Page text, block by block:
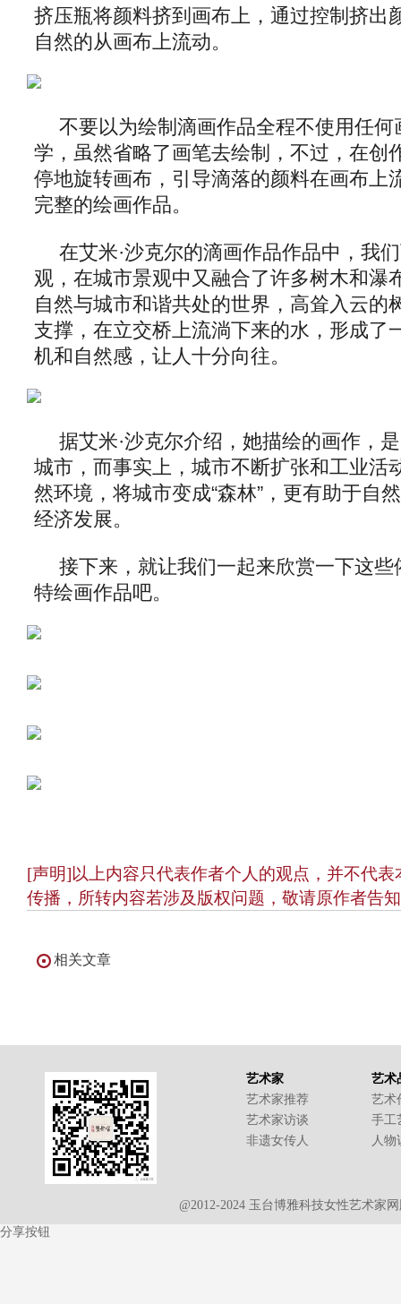
挤压瓶将颜料挤到画布上，通过控制挤出
自然的从画布上流动。
不要以为绘制滴画作品全程不使用任
学，虽然省略了画笔去绘制，不过，在创
停地旋转画布，引导滴落的颜料在画布上
完整的绘画作品。
在艾米·沙克尔的滴画作品作品中，我
观，在城市景观中又融合了许多树木和瀑
自然与城市和谐共处的世界，高耸入云的
支撑，在立交桥上流淌下来的水，形成了
机和自然感，让人十分向往。
据艾米·沙克尔介绍，她描绘的画作，
城市，而事实上，城市不断扩张和工业活
然环境，将城市变成“森林”，更有助于自
经济发展。
接下来，就让我们一起来欣赏一下这
特绘画作品吧。
[声明]以上内容只代表作者个人的观点，并不代
传播，所转内容若涉及版权问题，敬请原作者告
相关文章
艺术家
艺术家推荐
艺术家访谈
非遗女传人
艺术
艺术
手工
人物
@2012-2024 玉台博雅科技女性艺术家
分享按钮